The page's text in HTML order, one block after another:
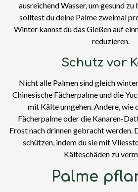
ausreichend Wasser, um gesund
solltest du deine Palme zweimal
Winter kannst du das Gießen auf
reduzieren.
Schutz vor
Nicht alle Palmen sind gleich
Chinesische Fächerpalme und die
mit Kälte umgehen. Andere, wie
Fächerpalme oder die Kanaren-
Frost nach drinnen gebracht werden.
schützen, indem du sie mit
Kälteschäden zu
Palme